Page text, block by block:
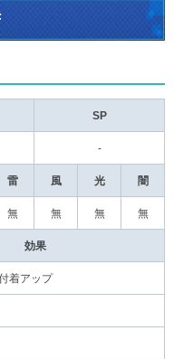
SP
-
雷 風 光 闇
無 無 無 無
効果
着アップ